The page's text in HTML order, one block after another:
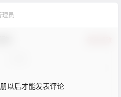
理员
以后才能发表评论